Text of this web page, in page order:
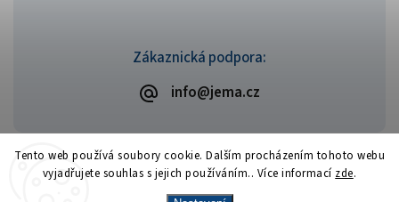
Tento web používá soubory cookie. Dalším procházením tohoto webu
vyjadřujete souhlas s jejich používáním.. Více informací zde.
Zákaznická podpora:
info@jema.cz
Copyright 2026JEMA.cz. Všechna práva vyhrazena.
VytvořilShoptet| Design